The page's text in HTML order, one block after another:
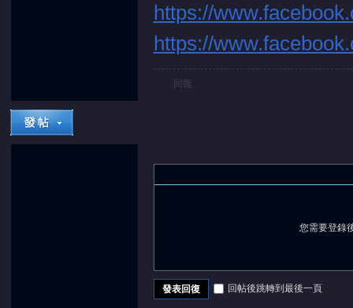
堂
https://
https://
回復
您需要登錄
發表回復 回帖後跳轉到最後一頁